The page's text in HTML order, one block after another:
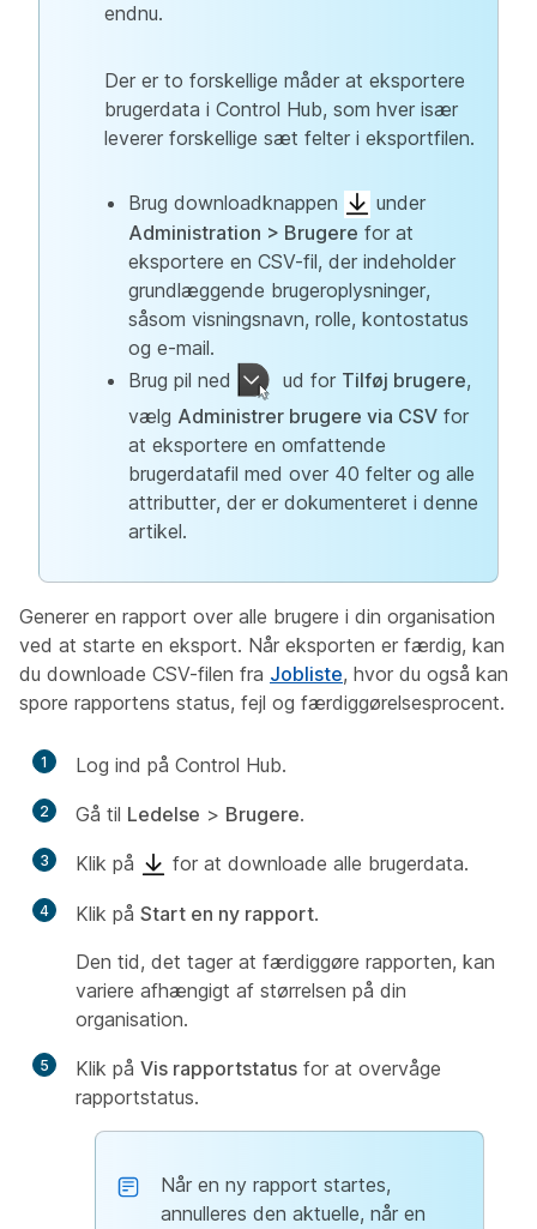
endnu.
Der er to forskellige måder at eksportere
brugerdata i Control Hub, som hver især
leverer forskellige sæt felter i eksportfilen.
Brug downloadknappen
under
Administration > Brugere for at
eksportere en CSV-fil, der indeholder
grundlæggende brugeroplysninger,
såsom visningsnavn, rolle, kontostatus
og e-mail.
Brug pil ned
ud for Tilføj brugere,
vælg Administrer brugere via CSV for
at eksportere en omfattende
brugerdatafil med over 40 felter og alle
attributter, der er dokumenteret i denne
artikel.
Generer en rapport over alle brugere i din organisation
ved at starte en eksport. Når eksporten er færdig, kan
du downloade CSV-filen fra Jobliste, hvor du også kan
spore rapportens status, fejl og færdiggørelsesprocent.
1 Log ind på Control Hub.
2 Gå til Ledelse > Brugere.
3 Klik på for at downloade alle brugerdata.
4 Klik på Start en ny rapport.
Den tid, det tager at færdiggøre rapporten, kan
variere afhængigt af størrelsen på din
organisation.
5 Klik på Vis rapportstatus for at overvåge
rapportstatus.
Når en ny rapport startes,
annulleres den aktuelle, når en